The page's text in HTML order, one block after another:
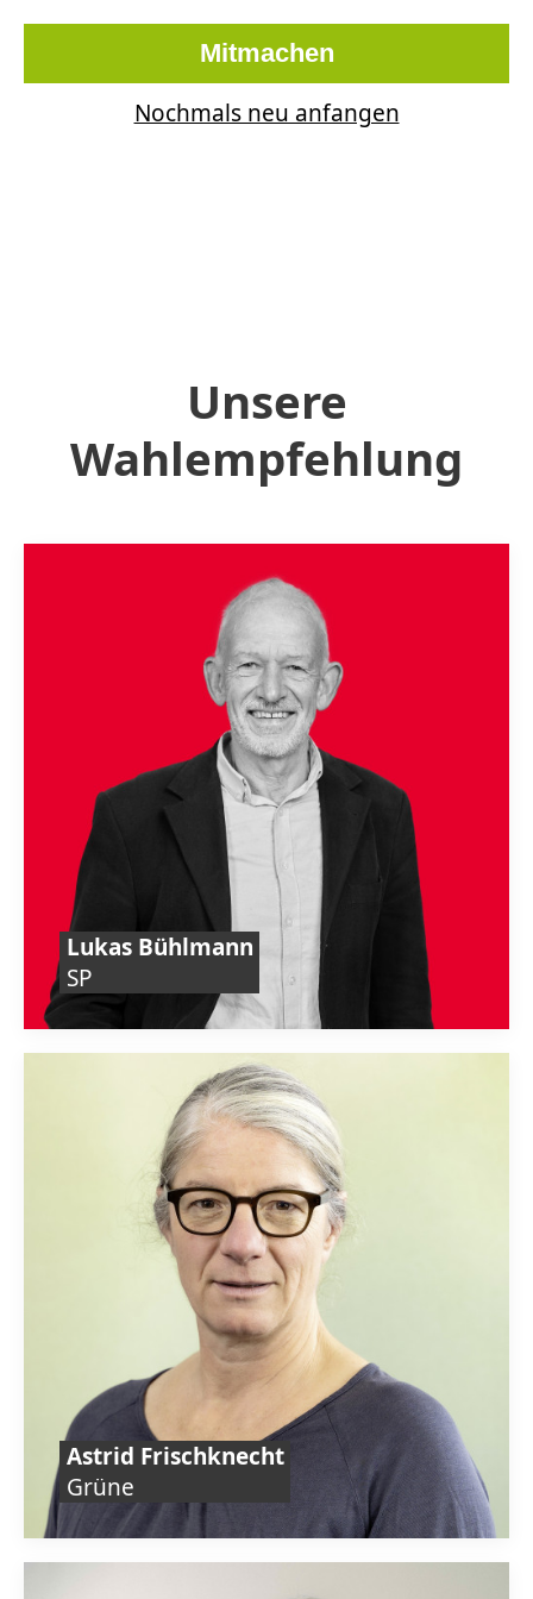
Mitmachen
Nochmals neu anfangen
Unsere
Wahlempfehlung
Lukas Bühlmann
SP
Astrid Frischknecht
Grüne